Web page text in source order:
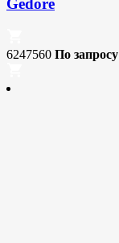
Gedore
6247560 По запросу